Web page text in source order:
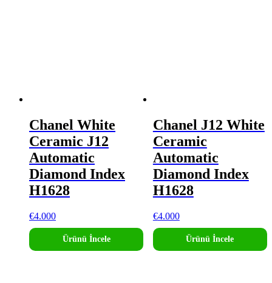
Chanel White
Ceramic J12
Automatic
Diamond Index
H1628
€4.000
Ürünü İncele
Chanel J12 White
Ceramic
Automatic
Diamond Index
H1628
€4.000
Ürünü İncele